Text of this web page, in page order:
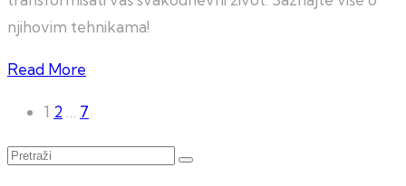
njihovim tehnikama!
Read More
Paginacija
članaka
1 2 … 7
Pretraži